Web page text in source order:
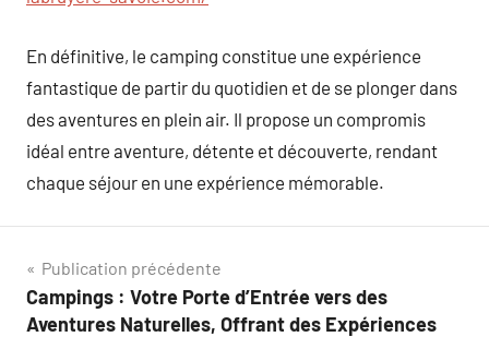
En définitive, le camping constitue une expérience
fantastique de partir du quotidien et de se plonger dans
des aventures en plein air. Il propose un compromis
idéal entre aventure, détente et découverte, rendant
chaque séjour en une expérience mémorable.
Navigation
de
Publication précédente
Campings : Votre Porte d’Entrée vers des
Aventures Naturelles, Offrant des Expériences